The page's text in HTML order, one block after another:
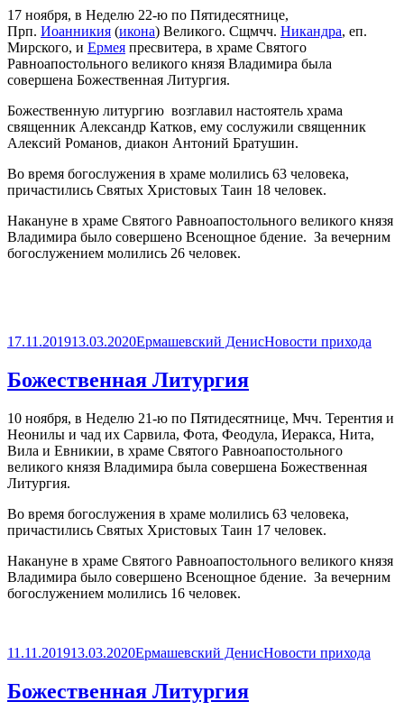
17 ноября, в Неделю 22-ю по Пятидесятнице,
Прп. Иоанникия (икона) Великого. Сщмчч. Никандра, еп.
Мирского, и Ермея пресвитера, в храме Святого
Равноапостольного великого князя Владимира была
совершена Божественная Литургия.
Божественную литургию возглавил настоятель храма
священник Александр Катков, ему сослужили священник
Алексий Романов, диакон Антоний Братушин.
Во время богослужения в храме молились 63 человека,
причастились Святых Христовых Таин 18 человек.
Накануне в храме Святого Равноапостольного великого князя
Владимира было совершено Всенощное бдение. За вечерним
богослужением молились 26 человек.
Опубликовано
17.11.201913.03.2020Автор
Ермашевский ДенисРубрики
Новости прихода
Божественная Литургия
10 ноября, в Неделю 21-ю по Пятидесятнице, Мчч. Терентия и
Неонилы и чад их Сарвила, Фота, Феодула, Иеракса, Нита,
Вила и Евникии, в храме Святого Равноапостольного
великого князя Владимира была совершена Божественная
Литургия.
Во время богослужения в храме молились 63 человека,
причастились Святых Христовых Таин 17 человек.
Накануне в храме Святого Равноапостольного великого князя
Владимира было совершено Всенощное бдение. За вечерним
богослужением молились 16 человек.
Опубликовано
11.11.201913.03.2020Автор
Ермашевский ДенисРубрики
Новости прихода
Божественная Литургия